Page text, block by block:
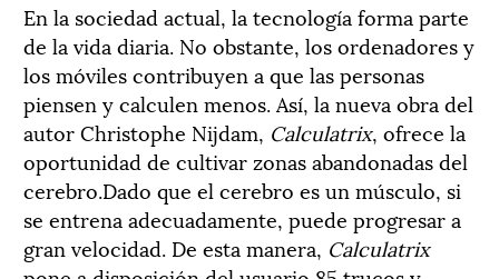
En la sociedad actual, la tecnología forma parte
de la vida diaria. No obstante, los ordenadores y
los móviles contribuyen a que las personas
piensen y calculen menos. Así, la nueva obra del
autor Christophe Nijdam, Calculatrix, ofrece la
oportunidad de cultivar zonas abandonadas del
cerebro.Dado que el cerebro es un músculo, si
se entrena adecuadamente, puede progresar a
gran velocidad. De esta manera, Calculatrix